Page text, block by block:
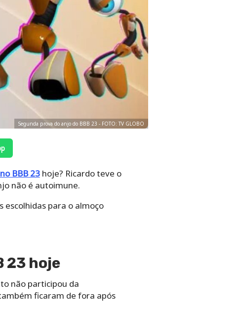
Segunda prova do anjo do BBB 23 - FOTO: TV GLOBO
BBB 23hoje? Ricardo teve o
não é autoimune.
escolhidas para o almoço
23 hoje
não participou da
ficaram de fora após